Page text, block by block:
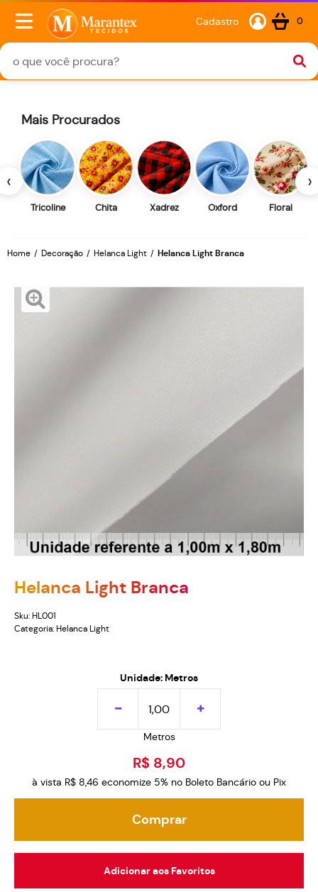
Cadastro 0
‹
Mais Procurados
Tricoline Chita Xadrez Oxford Floral
›
Home Decoração Helanca Light Helanca Light Branca
Helanca Light Branca
Sku: HL001
Categoria: Helanca Light
Unidade: Metros
Metros
R$ 8,90
à vista R$ 8,46 economize 5% no Boleto Bancário ou Pix
Comprar
Adicionar aos Favoritos